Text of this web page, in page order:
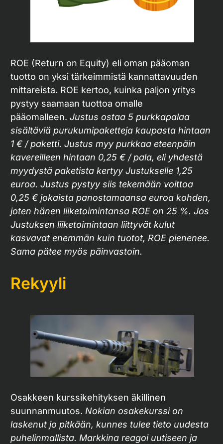
ROE (Return on Equity) eli oman pääoman
tuotto on yksi tärkeimmistä kannattavuuden
mittareista. ROE kertoo, kuinka paljon yritys
pystyy saamaan tuottoa omalle
pääomalleen. Justus ostaa 5 purkkapalaa
sisältäviä purukumipaketteja kaupasta hintaan
1 € / paketti. Justus myy purkkaa eteenpäin
kavereilleen hintaan 0,25 € / pala, eli yhdestä
myydystä paketista kertyy Justukselle 1,25
euroa. Justus pystyy siis tekemään voittoa
0,25 € jokaista panostamaansa euroa kohden,
joten hänen liiketoimintansa ROE on 25 %. Jos
Justuksen liiketoimintaan liittyvät kulut
kasvavat enemmän kuin tuotot, ROE pienenee.
Sama pätee myös päinvastoin.
Rekyyli
Osakkeen kurssikehityksen äkillinen
suunnanmuutos. Nokian osakekurssi on
laskenut jo pitkään, kunnes tulee tieto uudesta
puhelinmallista. Markkina reagoi uutiseen ja